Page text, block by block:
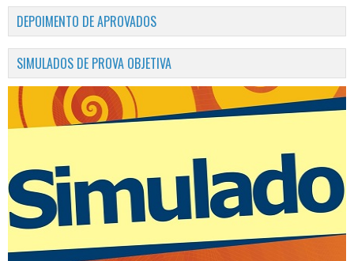
DEPOIMENTO DE APROVADOS
SIMULADOS DE PROVA OBJETIVA